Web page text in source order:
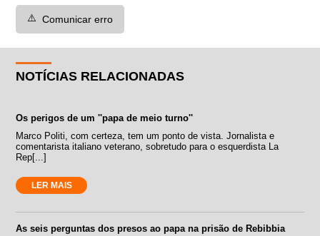
⚠️ Comunicar erro
NOTÍCIAS RELACIONADAS
Os perigos de um ''papa de meio turno''
Marco Politi, com certeza, tem um ponto de vista. Jornalista e
comentarista italiano veterano, sobretudo para o esquerdista La
Rep[...]
LER MAIS
As seis perguntas dos presos ao papa na prisão de Rebibbia